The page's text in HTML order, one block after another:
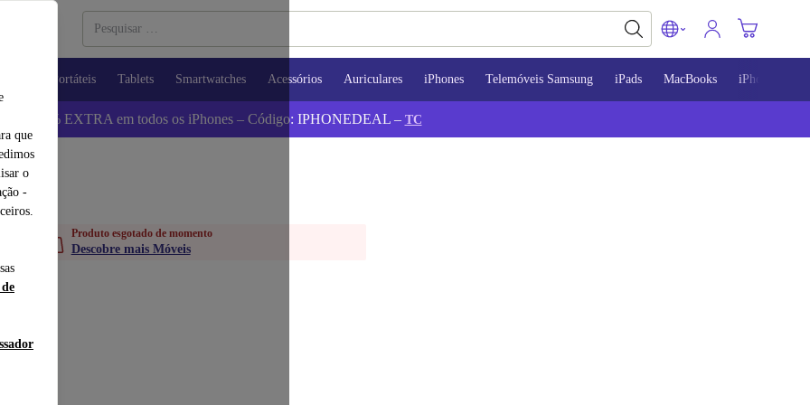
que
o
-
Portáteis Tablets Smartwatches Acessórios Auriculares iPhones Telemóveis Samsung iPads MacBooks iPhone 13
5% EXTRA em todos os iPhones – Código: IPHONEDEAL – TC
Produto esgotado de momento
Descobre mais Móveis